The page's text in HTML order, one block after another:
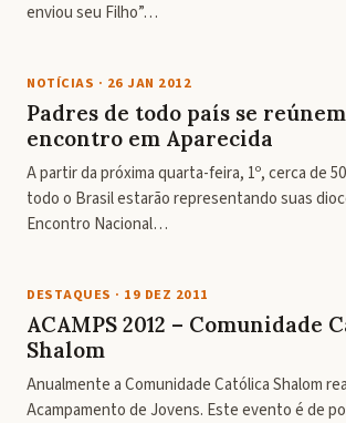
enviou seu Filho”…
NOTÍCIAS · 26 JAN 2012
Padres de todo país se
encontro em Aparecida
A partir da próxima quarta-feira, 1º, cerca de
todo o Brasil estarão representando suas
Encontro Nacional…
DESTAQUES · 19 DEZ 2011
ACAMPS 2012 – Comunidade
Shalom
Anualmente a Comunidade Católica Shalom
Acampamento de Jovens. Este evento é de